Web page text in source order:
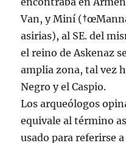
Van, y Miní­
asirias), al SE. del
el reino de Askenaz
amplia zona, tal vez
Negro y el Caspio.
Los arqueólogos
equivale al término
usado para referirse